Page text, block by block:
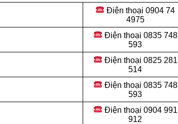
Điện thoại 0904 74
4975
Điện thoại 0835 748
593
Điện thoại 0825 281
514
Điện thoại 0835 748
593
Điện thoại 0904 991
912